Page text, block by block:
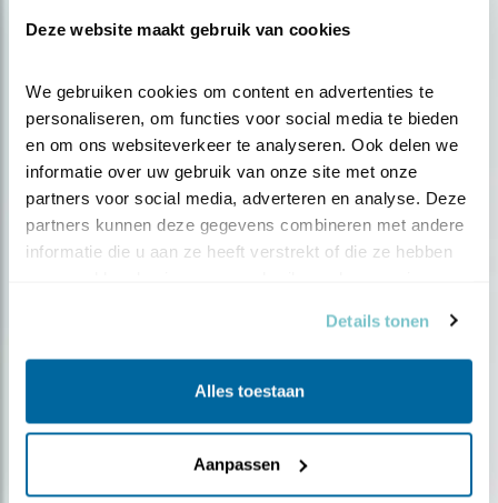
Deze website maakt gebruik van cookies
We gebruiken cookies om content en advertenties te
personaliseren, om functies voor social media te bieden
en om ons websiteverkeer te analyseren. Ook delen we
informatie over uw gebruik van onze site met onze
partners voor social media, adverteren en analyse. Deze
partners kunnen deze gegevens combineren met andere
informatie die u aan ze heeft verstrekt of die ze hebben
Details tonen
Alles toestaan
Aanpassen
Ontvang 5 x Vogels voor € 36,00 per jaar
Vogels is het tijdschrift voor onze leden, met